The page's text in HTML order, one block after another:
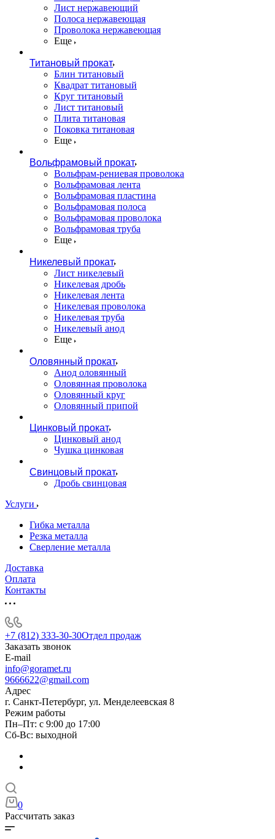
Лист нержавеющий
Полоса нержавеющая
Проволока нержавеющая
Еще
Титановый прокат
Блин титановый
Квадрат титановый
Круг титановый
Лист титановый
Плита титановая
Поковка титановая
Еще
Вольфрамовый прокат
Вольфрам-рениевая проволока
Вольфрамовая лента
Вольфрамовая пластина
Вольфрамовая полоса
Вольфрамовая проволока
Вольфрамовая труба
Еще
Никелевый прокат
Лист никелевый
Никелевая дробь
Никелевая лента
Никелевая проволока
Никелевая труба
Никелевый анод
Еще
Оловянный прокат
Анод оловянный
Оловянная проволока
Оловянный круг
Оловянный припой
Цинковый прокат
Цинковый анод
Чушка цинковая
Свинцовый прокат
Дробь свинцовая
Услуги
Гибка металла
Резка металла
Сверление металла
Доставка
Оплата
Контакты
+7 (812) 333-30-30Отдел продаж
Заказать звонок
E-mail
info@goramet.ru
9666622@gmail.com
Адрес
г. Санкт-Петербург, ул. Менделеевская 8
Режим работы
Пн–Пт: с 9:00 до 17:00
Сб-Вс: выходной
0
Рассчитать заказ